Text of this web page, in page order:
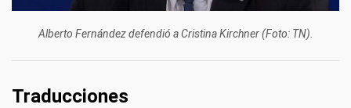
Alberto Fernández defendió a Cristina Kirchner (Foto: TN).
Traducciones